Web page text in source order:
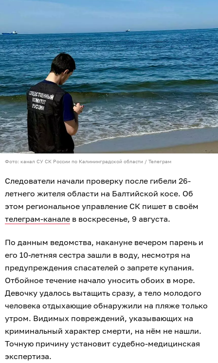
Фото: канал СУ СК России по Калининградской области / Телеграм
Следователи начали проверку после гибели 26-
летнего жителя области на Балтийской косе. Об
этом региональное управление СК пишет в своём
телеграм-канале в воскресенье, 9 августа.
По данным ведомства, накануне вечером парень и
его 10-летняя сестра зашли в воду, несмотря на
предупреждения спасателей о запрете купания.
Отбойное течение начало уносить обоих в море.
Девочку удалось вытащить сразу, а тело молодого
человека отдыхающие обнаружили на пляже только
утром. Видимых повреждений, указывающих на
криминальный характер смерти, на нём не нашли.
Точную причину установит судебно-медицинская
экспертиза.